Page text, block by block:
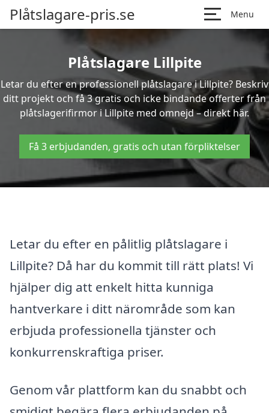
Plåtslagare-pris.se Menu
Plåtslagare Lillpite
Letar du efter en professionell plåtslagare i Lillpite? Beskriv
ditt projekt och få 3 gratis och icke bindande offerter från
plåtslagerifirmor i Lillpite med omnejd – direkt här.
Få 3 erbjudanden, gratis och utan förpliktelser
Letar du efter en pålitlig plåtslagare i
Lillpite? Då har du kommit till rätt plats! Vi
hjälper dig att enkelt hitta kunniga
hantverkare i ditt närområde som kan
erbjuda professionella tjänster och
konkurrenskraftiga priser.
Genom vår plattform kan du snabbt och